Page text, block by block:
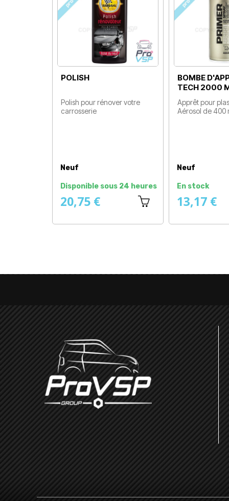
Polish pour rénover votre
Disponible sous 24 heures
BOMBE D'APPRÊT
TECH 2000 MONTANA
Apprêt pour plastique /
Aérosol de 400 ml
En stock
13,17 €